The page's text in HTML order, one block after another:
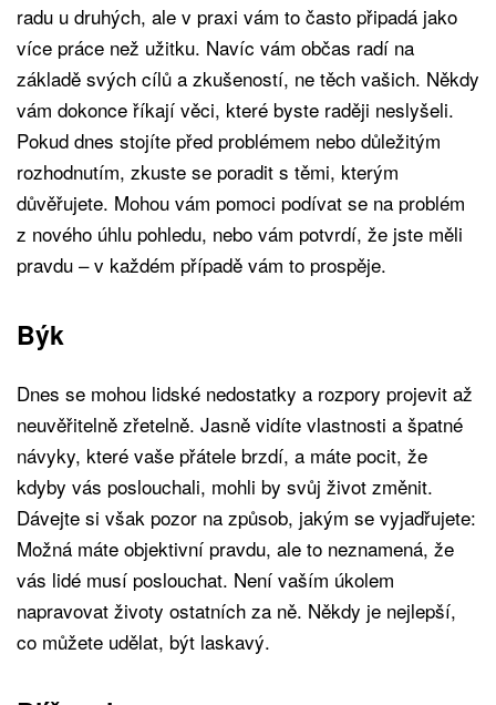
radu u druhých, ale v praxi vám to často připadá jako
více práce než užitku. Navíc vám občas radí na
základě svých cílů a zkušeností, ne těch vašich. Někdy
vám dokonce říkají věci, které byste raději neslyšeli.
Pokud dnes stojíte před problémem nebo důležitým
rozhodnutím, zkuste se poradit s těmi, kterým
důvěřujete. Mohou vám pomoci podívat se na problém
z nového úhlu pohledu, nebo vám potvrdí, že jste měli
pravdu – v každém případě vám to prospěje.
Býk
Dnes se mohou lidské nedostatky a rozpory projevit až
neuvěřitelně zřetelně. Jasně vidíte vlastnosti a špatné
návyky, které vaše přátele brzdí, a máte pocit, že
kdyby vás poslouchali, mohli by svůj život změnit.
Dávejte si však pozor na způsob, jakým se vyjadřujete:
Možná máte objektivní pravdu, ale to neznamená, že
vás lidé musí poslouchat. Není vaším úkolem
napravovat životy ostatních za ně. Někdy je nejlepší,
co můžete udělat, být laskavý.